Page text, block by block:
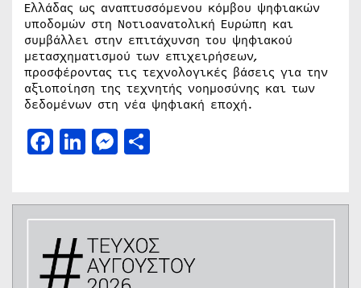
Ελλάδας ως αναπτυσσόμενου κόμβου ψηφιακών
υποδομών στη Νοτιοανατολική Ευρώπη και
συμβάλλει στην επιτάχυνση του ψηφιακού
μετασχηματισμού των επιχειρήσεων,
προσφέροντας τις τεχνολογικές βάσεις για την
αξιοποίηση της τεχνητής νοημοσύνης και των
δεδομένων στη νέα ψηφιακή εποχή.
Facebook
LinkedIn
Messenger